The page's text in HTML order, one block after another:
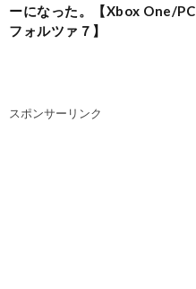
ーになった。【Xbox One/PC
フォルツァ７】
スポンサーリンク